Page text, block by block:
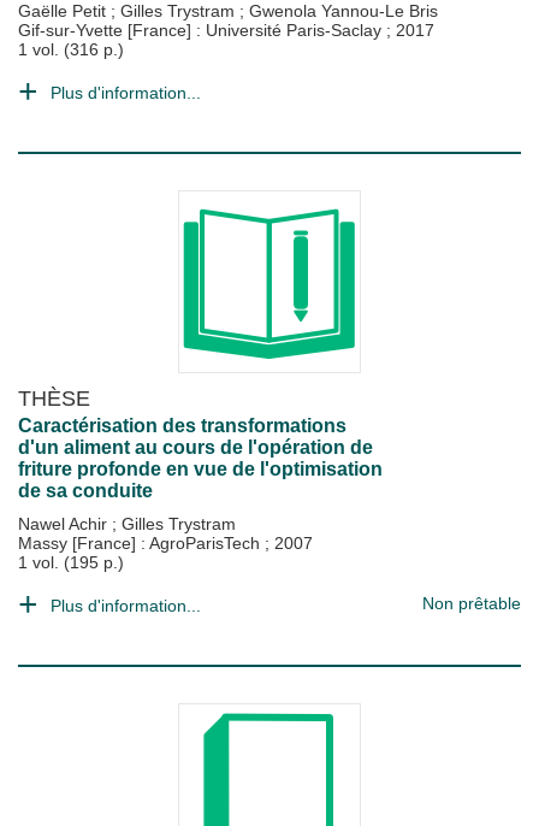
Gaëlle Petit ; Gilles Trystram ; Gwenola Yannou-Le Bris
Gif-sur-Yvette [France] : Université Paris-Saclay ; 2017
1 vol. (316 p.)
Plus d'information...
THÈSE
Caractérisation des transformations
d'un aliment au cours de l'opération de
friture profonde en vue de l'optimisation
de sa conduite
Nawel Achir ; Gilles Trystram
Massy [France] : AgroParisTech ; 2007
1 vol. (195 p.)
Plus d'information... Non prêtable